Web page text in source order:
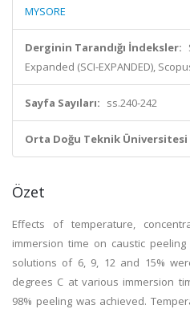
MYSORE
Derginin Tarandığı İndeksler:
Expanded (SCI-EXPANDED),
Sayfa Sayıları: ss.240-242
Orta Doğu Teknik Üniversitesi
Özet
Effects of temperature,
immersion time on caustic
solutions of 6, 9, 12 and 15%
degrees C at various immersion
98% peeling was achieved.